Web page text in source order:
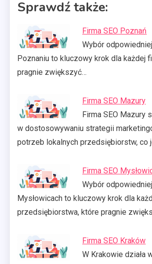
Sprawdź także:
Firma SEO Poznań
Wybór
Poznaniu to kluczowy krok dla każdej
pragnie zwiększyć…
Firma SEO Mazury
Firma SEO Mazury
w dostosowywaniu strategii
potrzeb lokalnych przedsiębiorstw, co
Firma SEO
Wybór
Mysłowicach to kluczowy krok dla
przedsiębiorstwa, które pragnie
Firma SEO Kraków
W Krakowie działa